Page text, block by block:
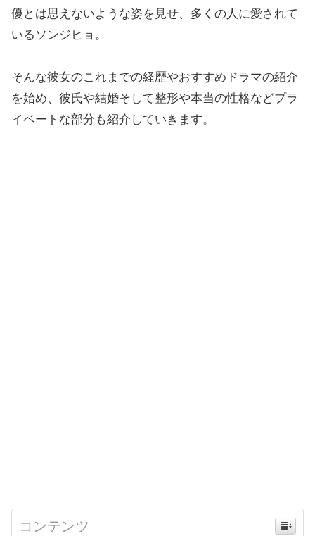
優とは思えないような姿を見せ、多くの人に愛されて
いるソンジヒョ。
そんな彼女のこれまでの経歴やおすすめドラマの紹介
を始め、彼氏や結婚そして整形や本当の性格などプラ
イベートな部分も紹介していきます。
コンテンツ